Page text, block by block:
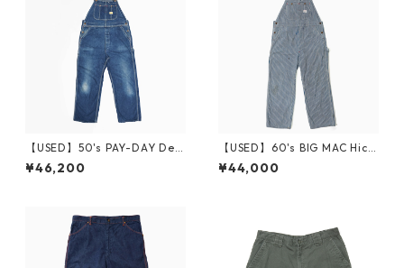
【USED】50's PAY-DAY Deni
m Overall W39
¥46,200
【USED】60's BIG MAC Hick
ory Overall W38
¥44,000